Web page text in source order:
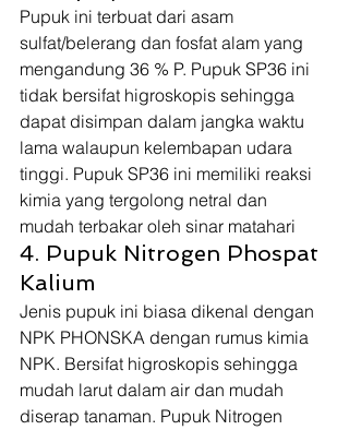
Pupuk ini terbuat dari asam
sulfat/belerang dan fosfat alam yang
mengandung 36 % P. Pupuk SP36 ini
tidak bersifat higroskopis sehingga
dapat disimpan dalam jangka waktu
lama walaupun kelembapan udara
tinggi. Pupuk SP36 ini memiliki reaksi
kimia yang tergolong netral dan
mudah terbakar oleh sinar matahari
4. Pupuk Nitrogen Phospat
Kalium
Jenis pupuk ini biasa dikenal dengan
NPK PHONSKA dengan rumus kimia
NPK. Bersifat higroskopis sehingga
mudah larut dalam air dan mudah
diserap tanaman. Pupuk Nitrogen